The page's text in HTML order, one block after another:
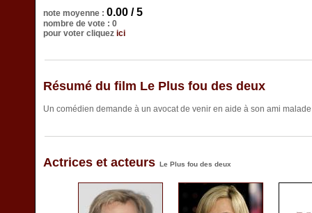
note moyenne : 0.00 / 5
nombre de vote : 0
pour voter cliquez ici
Résumé du film Le Plus fou des deux
Un comédien demande à un avocat de venir en aide à son ami
Actrices et acteurs Le Plus fou des deux